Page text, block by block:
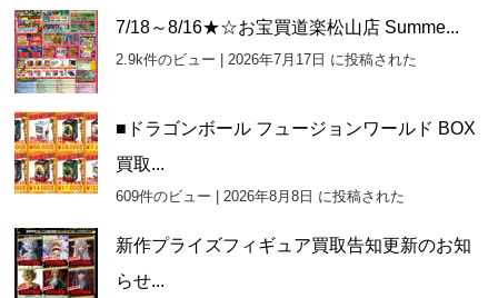
7/18～8/16★☆お宝買道楽松山店 Summe...
2.9k件のビュー |2026年7月17日 に投稿された
■ドラゴンボール フュージョンワールド BOX
買取...
609件のビュー |2026年8月8日 に投稿された
新作プライズフィギュア買取告知更新のお知
らせ...